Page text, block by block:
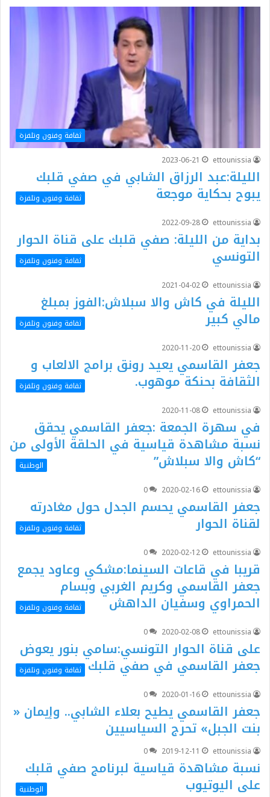
ثقافة وفنون وتلفزة
ettounissia
2023-06-21
الليلة:عبد الرزاق الشابي في صفي قلبك
يبوح بحكاية موجعة
ثقافة وفنون وتلفزة
ettounissia
2022-09-28
بداية من الليلة: صفي قلبك على قناة الحوار
التونسي
ثقافة وفنون وتلفزة
ettounissia
2021-04-02
الليلة في كاش والا سبلاش:الفوز بمبلغ
مالي كبير
ثقافة وفنون وتلفزة
ettounissia
2020-11-20
جعفر القاسمي يعيد رونق برامج الالعاب و
الثقافة بحنكة موهوب.
ثقافة وفنون وتلفزة
ettounissia
2020-11-08
في سهرة الجمعة :جعفر القاسمي يحقق
نسبة مشاهدة قياسية في الحلقة الأولى من
“كاش والا سبلاش”
الوطنية
ettounissia
2020-02-16
0
جعفر القاسمي يحسم الجدل حول مغادرته
لقناة الحوار
ثقافة وفنون وتلفزة
ettounissia
2020-02-12
0
قريبا في قاعات السينما:مشكي وعاود يجمع
جعفر القاسمي وكريم الغربي وبسام
الحمراوي وسفيان الداهش
ثقافة وفنون وتلفزة
ettounissia
2020-02-08
0
على قناة الحوار التونسي:سامي بنور يعوض
جعفر القاسمي في صفي قلبك ثقافة وفنون وتلفزة
ettounissia
2020-01-16
0
جعفر القاسمي يطيح بعلاء الشابي.. وإيمان «
بنت الجبل» تحرج السياسيين
ettounissia
2019-12-11
0
نسبة مشاهدة قياسية لبرنامج صفي قلبك
على اليوتيوب
الوطنية